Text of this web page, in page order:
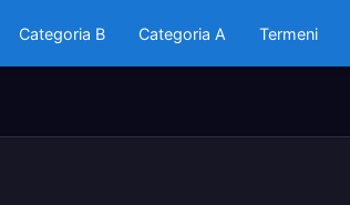
Categoria B Categoria A Termeni